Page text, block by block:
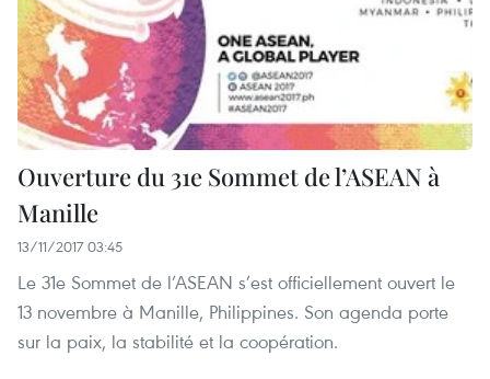
Ouverture du 31e Sommet de l’ASEAN à
Manille
13/11/2017 03:45
Le 31e Sommet de l’ASEAN s’est officiellement ouvert le
13 novembre à Manille, Philippines. Son agenda porte
sur la paix, la stabilité et la coopération.